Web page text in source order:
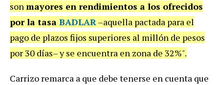
sonmayores en rendimientos a los ofrecidos
por la tasa BADLAR–aquella pactada para el
pago de plazos fijos superiores al millón de pesos
por 30 días– y se encuentra en zona de 32%".
Carrizo remarca a que debe tenerse en cuenta que